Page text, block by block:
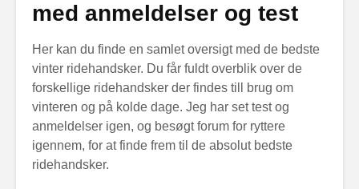
med anmeldelser og test
Her kan du finde en samlet oversigt med de bedste
vinter ridehandsker. Du får fuldt overblik over de
forskellige ridehandsker der findes till brug om
vinteren og på kolde dage. Jeg har set test og
anmeldelser igen, og besøgt forum for ryttere
igennem, for at finde frem til de absolut bedste
ridehandsker.